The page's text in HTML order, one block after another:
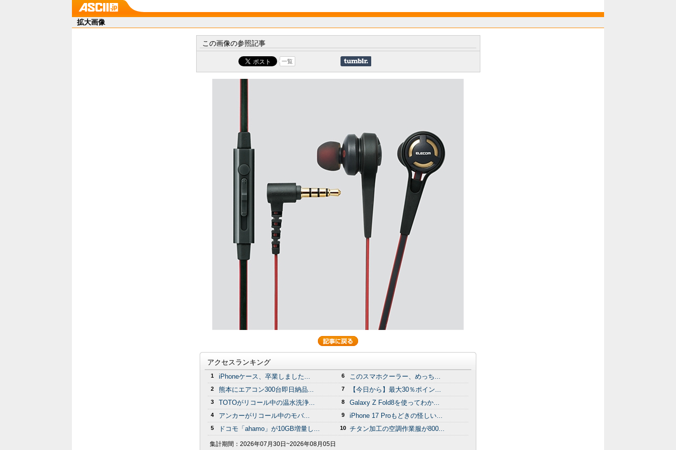
拡大画像
この画像の参照記事
一覧
アクセスランキング
1 iPhoneケース、卒業しました...
2 熊本にエアコン300台即日納品...
3 TOTOがリコール中の温水洗浄...
4 アンカーがリコール中のモバ...
5 ドコモ「ahamo」が10GB増量し...
6 このスマホクーラー、めっち...
7 【今日から】最大30％ポイン...
8 Galaxy Z Fold8を使ってわか...
9 iPhone 17 Proもどきの怪しい...
10 チタン加工の空調作業服が800...
集計期間： 2026年07月30日~2026年08月05日